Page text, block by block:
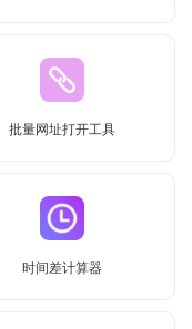
批量网址打开工具
时间差计算器